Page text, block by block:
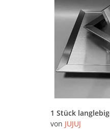
von JUJUJ